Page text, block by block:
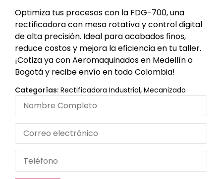
Optimiza tus procesos con la FDG-700, una
rectificadora con mesa rotativa y control digital
de alta precisión. Ideal para acabados finos,
reduce costos y mejora la eficiencia en tu taller.
¡Cotiza ya con Aeromaquinados en Medellín o
Bogotá y recibe envío en todo Colombia!
Categorías: Rectificadora Industrial, Mecanizado